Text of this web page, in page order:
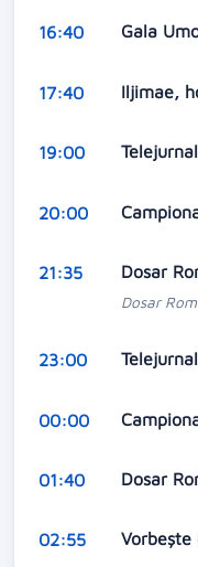
16:40 Gala
17:40 Iljimae,
19:00 Telejurnal
20:00
21:35 Dosar
Dosar
23:00 Telejurnal
00:00
01:40 Dosar
02:55 Vorbeşte